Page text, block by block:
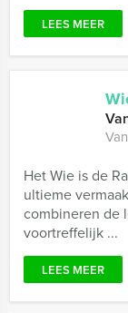
LEES MEER
Het Wie is de
ultieme
combineren de
voortreffelijk ...
LEES MEER